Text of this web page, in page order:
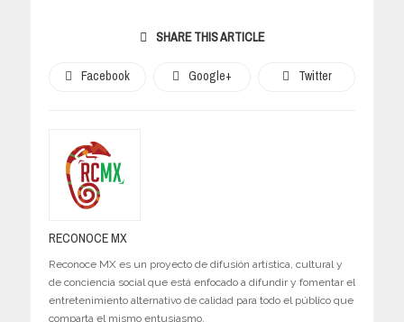
SHARE THIS ARTICLE
Facebook Google+ Twitter
RECONOCE MX
Reconoce MX es un proyecto de difusión artística, cultural y
de conciencia social que está enfocado a difundir y fomentar el
entretenimiento alternativo de calidad para todo el público que
comparta el mismo entusiasmo.